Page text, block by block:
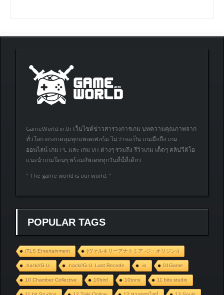
GameWorld.in.th เว็บไซต์ข่าวสารวงการเกม บทความคุณภาพจาก
ทั่วโลก ครอบคลุมทุกแพลตฟอร์ม ไม่ว่าจะเป็น เกมมือถือ เกม
ออนไลน์ เกม PC และ เกม VR ต่างๆ รวมถึง รีวิวเกม เด็ดๆ คลิปวีดิโอ
แนะนำเกมโดนๆ พร้อมอัพเดททุกวันที่นี่ที่เดียว
” The game world is our world. “
POPULAR TAGS
(TLS Entertainment (ヴァルキリーアナトミア ‐ジ・オリジン‐)
.hack//G.U. .hack//G.U. Last Recode .io 01Game
10 Chamber Collective 10bird 10tons 11 bits studio